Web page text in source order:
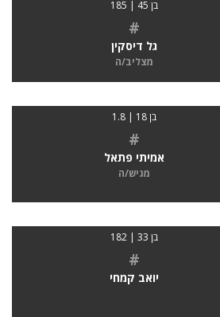
בן 45 | 185
#
גל דיסקין
מצליב/ה
בן 18 | 1.8
#
אמיתי פתאל
מגיש/ה
בן 33 | 182
#
יואב קמחי